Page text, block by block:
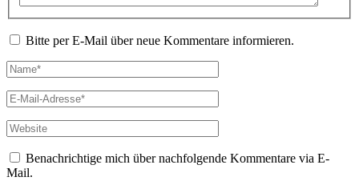
Bitte per E-Mail über neue Kommentare informieren.
Name*
E-
Mail-
Adresse*
Website
Benachrichtige mich über nachfolgende Kommentare via E-
Mail.